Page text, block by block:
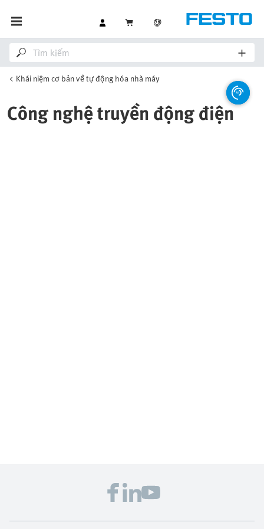
Khái niệm cơ bản về tự động hóa nhà máy
Công nghệ truyền động điện